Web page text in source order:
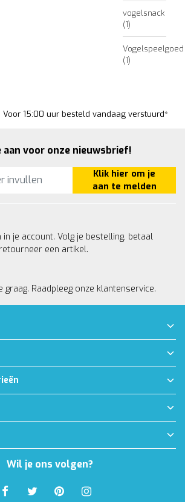
vogelsnack
(1)
Vogelspeelgoed
(1)
Voor 15:00 uur besteld vandaag verstuurd*
aan voor onze nieuwsbrief!
Klik hier om je
aan te melden
in je account. Volg je bestelling, betaal
een artikel.
graag. Raadpleeg onze klantenservice.
Wil je ons volgen?